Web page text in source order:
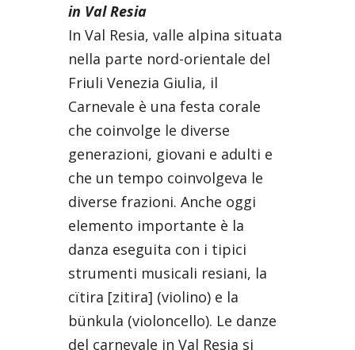
in Val Resia
In Val Resia, valle alpina situata
nella parte nord-orientale del
Friuli Venezia Giulia, il
Carnevale è una festa corale
che coinvolge le diverse
generazioni, giovani e adulti e
che un tempo coinvolgeva le
diverse frazioni. Anche oggi
elemento importante è la
danza eseguita con i tipici
strumenti musicali resiani, la
cïtira [zitira] (violino) e la
bünkula (violoncello). Le danze
del carnevale in Val Resia si